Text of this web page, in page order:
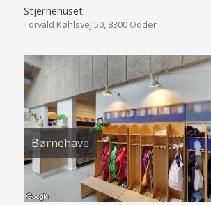
Stjernehuset
Torvald Køhlsvej 50, 8300 Odder
Børnehave